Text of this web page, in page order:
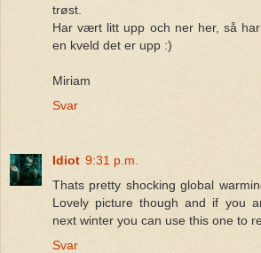
trøst.
Har vært litt upp och ner her, så
en kveld det er upp :)
Miriam
Svar
Idiot 9:31 p.m.
Thats pretty shocking global
Lovely picture though and if you
next winter you can use this one to
Svar